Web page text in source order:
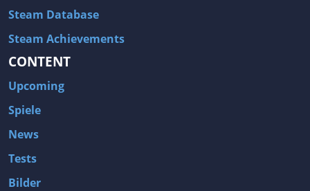
Steam Database
Steam Achievements
CONTENT
Upcoming
Spiele
News
Tests
Bilder